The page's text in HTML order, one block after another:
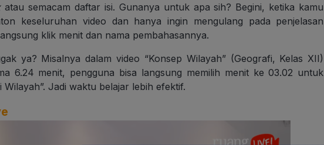
atau semacam daftar isi. Gunanya untuk apa sih? Begini, ketika kamu
keseluruhan video dan hanya ingin mengulang pada penjelasan
klik menit dan nama pembahasannya.
ya? Misalnya dalam video “Konsep Wilayah” (Geografi, Kelas XII)
6.24 menit, pengguna bisa langsung memilih menit ke 03.02 untuk
Wilayah”. Jadi waktu belajar lebih efektif.